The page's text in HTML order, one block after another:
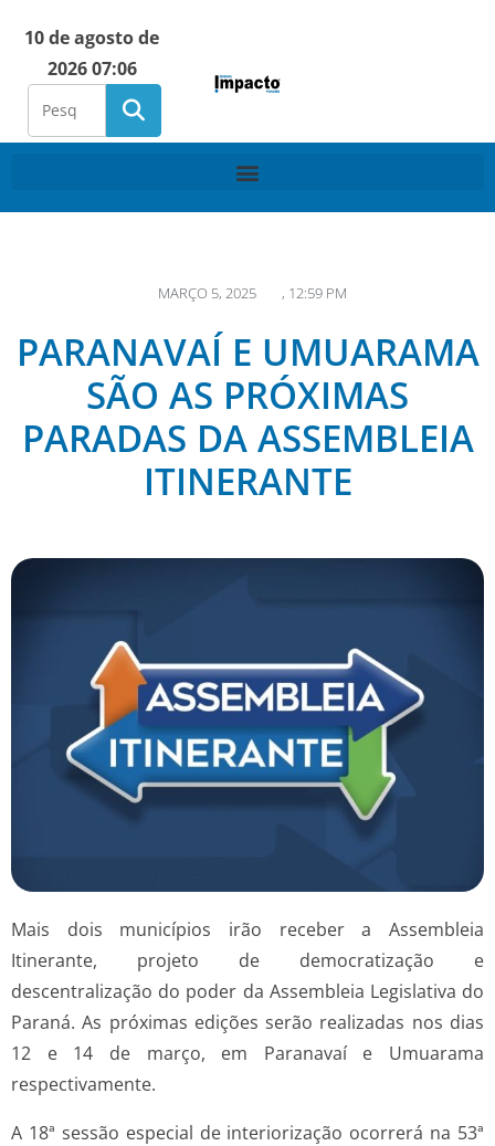
10 de agosto de
2026 07:06
MARÇO 5, 2025 , 12:59 PM
PARANAVAÍ E UMUARAMA
SÃO AS PRÓXIMAS
PARADAS DA ASSEMBLEIA
ITINERANTE
Mais dois municípios irão receber a Assembleia
Itinerante, projeto de democratização e
descentralização do poder da Assembleia Legislativa do
Paraná. As próximas edições serão realizadas nos dias
12 e 14 de março, em Paranavaí e Umuarama
respectivamente.
A 18ª sessão especial de interiorização ocorrerá na 53ª